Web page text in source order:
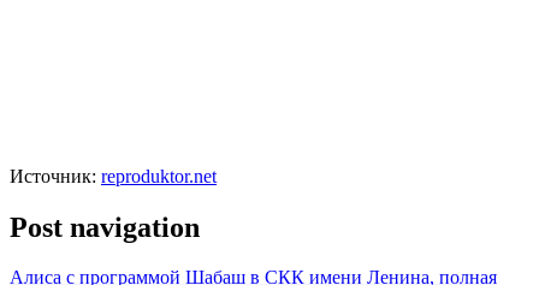
Источник: reproduktor.net
Post navigation
Алиса с программой Шабаш в СКК имени Ленина, полная